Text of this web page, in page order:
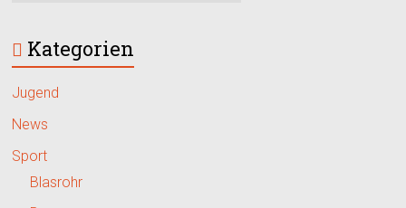
Kategorien
Jugend
News
Sport
Blasrohr